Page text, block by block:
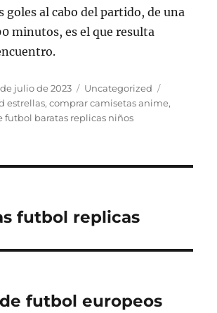
goles al cabo del partido, de una
minutos, es el que resulta
julio de 2023 Categorías
Uncategorized
estrellas,comprar camisetas anime,
futbol baratas replicas niños
futbol replicas
futbol europeos